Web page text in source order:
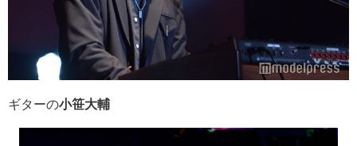
ギターの小笹大輔